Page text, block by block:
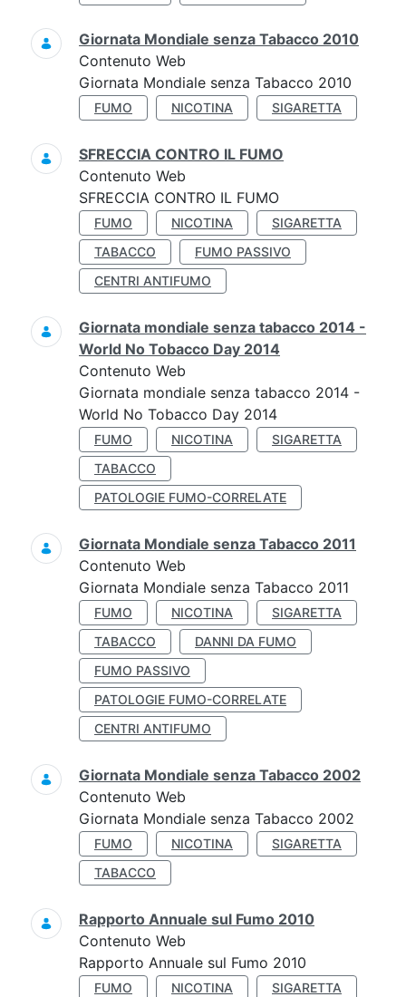
Giornata Mondiale senza Tabacco 2010
Contenuto Web
Giornata Mondiale senza Tabacco 2010
FUMO NICOTINA SIGARETTA
SFRECCIA CONTRO IL FUMO
Contenuto Web
SFRECCIA CONTRO IL FUMO
FUMO NICOTINA
SIGARETTA
TABACCO
FUMO PASSIVO
CENTRI ANTIFUMO
Giornata mondiale senza tabacco 2014 -
World No Tobacco Day 2014
Contenuto Web
Giornata mondiale senza tabacco 2014 -
World No Tobacco Day 2014
FUMO NICOTINA
SIGARETTA
TABACCO
PATOLOGIE FUMO-CORRELATE
Giornata Mondiale senza Tabacco 2011
Contenuto Web
Giornata Mondiale senza Tabacco 2011
FUMO NICOTINA
SIGARETTA
TABACCO
DANNI DA FUMO
FUMO PASSIVO
PATOLOGIE FUMO-CORRELATE
CENTRI ANTIFUMO
Giornata Mondiale senza Tabacco 2002
Contenuto Web
Giornata Mondiale senza Tabacco 2002
FUMO NICOTINA
SIGARETTA
TABACCO
Rapporto Annuale sul Fumo 2010
Contenuto Web
Rapporto Annuale sul Fumo 2010
FUMO NICOTINA
SIGARETTA